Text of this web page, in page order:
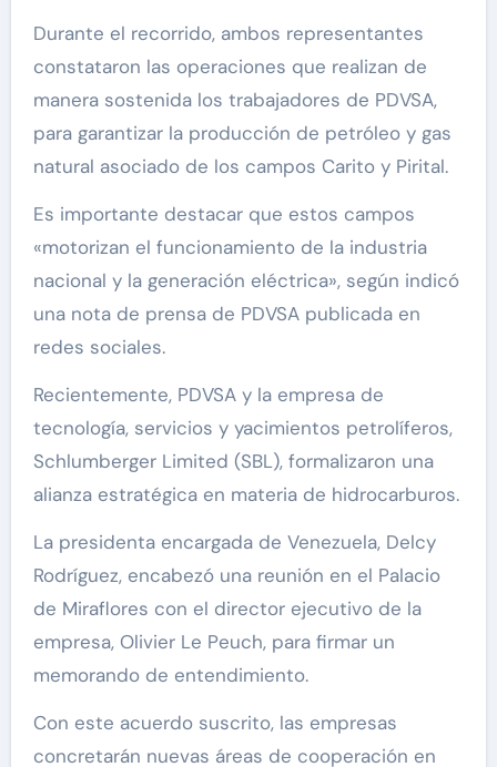
Durante el recorrido, ambos representantes
constataron las operaciones que realizan de
manera sostenida los trabajadores de PDVSA,
para garantizar la producción de petróleo y gas
natural asociado de los campos Carito y Pirital.
Es importante destacar que estos campos
«motorizan el funcionamiento de la industria
nacional y la generación eléctrica», según indicó
una nota de prensa de PDVSA publicada en
redes sociales.
Recientemente, PDVSA y la empresa de
tecnología, servicios y yacimientos petrolíferos,
Schlumberger Limited (SBL), formalizaron una
alianza estratégica en materia de hidrocarburos.
La presidenta encargada de Venezuela, Delcy
Rodríguez, encabezó una reunión en el Palacio
de Miraflores con el director ejecutivo de la
empresa, Olivier Le Peuch, para firmar un
memorando de entendimiento.
Con este acuerdo suscrito, las empresas
concretarán nuevas áreas de cooperación en